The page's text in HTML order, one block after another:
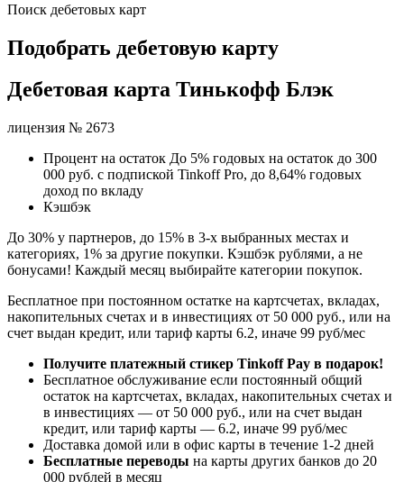
Поиск дебетовых карт
Подобрать дебетовую карту
Дебетовая карта Тинькофф Блэк
лицензия № 2673
Процент на остаток До 5% годовых на остаток до 300
000 руб. с подпиской Tinkoff Pro, до 8,64% годовых
доход по вкладу
Кэшбэк
До 30% у партнеров, до 15% в 3-х выбранных местах и
категориях, 1% за другие покупки. Кэшбэк рублями, а не
бонусами! Каждый месяц выбирайте категории покупок.
Бесплатное при постоянном остатке на картсчетах, вкладах,
накопительных счетах и в инвестициях от 50 000 руб., или на
счет выдан кредит, или тариф карты 6.2, иначе 99 руб/мес
Получите платежный стикер Tinkoff Pay в подарок!
Бесплатное обслуживание если постоянный общий
остаток на картсчетах, вкладах, накопительных счетах и
в инвестициях — от 50 000 руб., или на счет выдан
кредит, или тариф карты — 6.2, иначе 99 руб/мес
Доставка домой или в офис карты в течение 1-2 дней
Бесплатные переводы на карты других банков до 20
000 рублей в месяц